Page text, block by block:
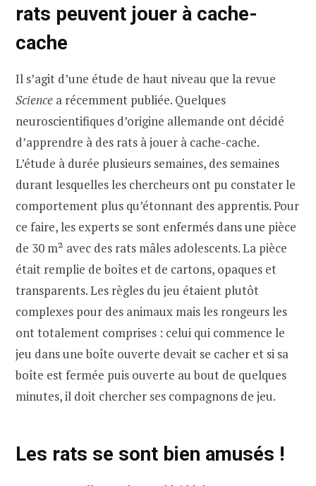
rats peuvent jouer à cache-
cache
Il s’agit d’une étude de haut niveau que la revue
Science a récemment publiée. Quelques
neuroscientifiques d’origine allemande ont décidé
d’apprendre à des rats à jouer à cache-cache.
L’étude à durée plusieurs semaines, des semaines
durant lesquelles les chercheurs ont pu constater le
comportement plus qu’étonnant des apprentis. Pour
ce faire, les experts se sont enfermés dans une pièce
de 30 m² avec des rats mâles adolescents. La pièce
était remplie de boîtes et de cartons, opaques et
transparents. Les règles du jeu étaient plutôt
complexes pour des animaux mais les rongeurs les
ont totalement comprises : celui qui commence le
jeu dans une boîte ouverte devait se cacher et si sa
boîte est fermée puis ouverte au bout de quelques
minutes, il doit chercher ses compagnons de jeu.
Les rats se sont bien amusés !